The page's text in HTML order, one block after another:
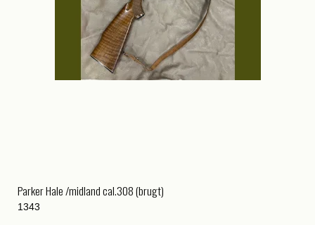
Parker Hale /midland cal.308 (brugt)
1343